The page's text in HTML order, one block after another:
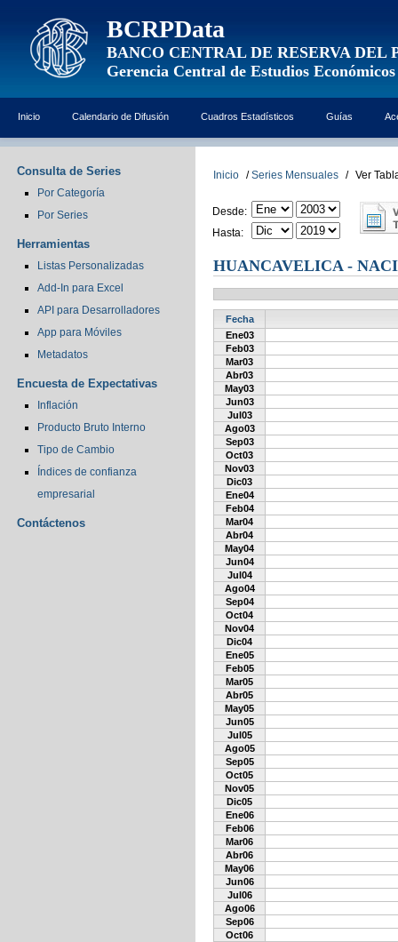
BCRPData
BANCO CENTRAL DE RESERVA DEL
Gerencia Central de Estudios Económicos
Inicio Calendario de Difusión Cuadros Estadísticos Guías
Consulta de Series
Por Categoría
Por Series
Herramientas
Listas Personalizadas
Add-In para Excel
API para Desarrolladores
App para Móviles
Metadatos
Encuesta de Expectativas
Inflación
Producto Bruto Interno
Tipo de Cambio
Índices de confianza
empresarial
Contáctenos
Inicio / Series Mensuales / Ver
Desde:
Hasta:
HUANCAVELICA -
Fecha
Ene03
Feb03
Mar03
Abr03
May03
Jun03
Jul03
Ago03
Sep03
Oct03
Nov03
Dic03
Ene04
Feb04
Mar04
Abr04
May04
Jun04
Jul04
Ago04
Sep04
Oct04
Nov04
Dic04
Ene05
Feb05
Mar05
Abr05
May05
Jun05
Jul05
Ago05
Sep05
Oct05
Nov05
Dic05
Ene06
Feb06
Mar06
Abr06
May06
Jun06
Jul06
Ago06
Sep06
Oct06